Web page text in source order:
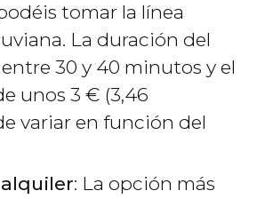
tomar la línea
La duración del
30 y 40 minutos y el
unos 3 € (3,46
variar en función del
: La opción más